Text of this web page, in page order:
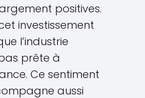
positives.
investissement
l’industrie
prête à
Ce sentiment
aussi